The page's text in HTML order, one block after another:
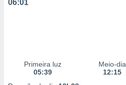
06:01
Primeira luz
05:39
Meio-dia
12:15